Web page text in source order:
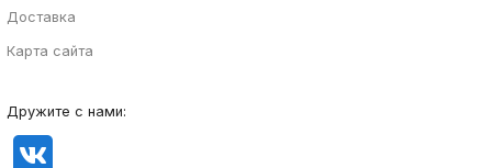
Доставка
Карта сайта
Дружите с нами: